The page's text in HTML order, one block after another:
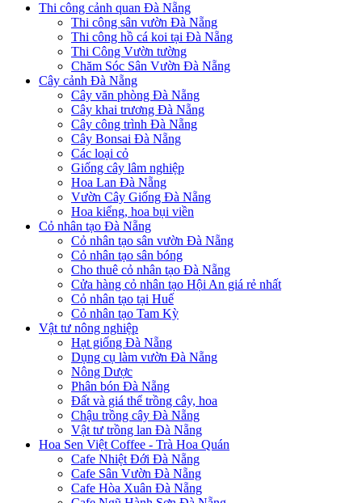
Thi công cảnh quan Đà Nẵng
Thi công sân vườn Đà Nẵng
Thi công hồ cá koi tại Đà Nẵng
Thi Công Vườn tường
Chăm Sóc Sân Vườn Đà Nẵng
Cây cảnh Đà Nẵng
Cây văn phòng Đà Nẵng
Cây khai trương Đà Nẵng
Cây công trình Đà Nẵng
Cây Bonsai Đà Nẵng
Các loại cỏ
Giống cây lâm nghiệp
Hoa Lan Đà Nẵng
Vườn Cây Giống Đà Nẵng
Hoa kiểng, hoa bụi viền
Cỏ nhân tạo Đà Nẵng
Cỏ nhân tạo sân vườn Đà Nẵng
Cỏ nhân tạo sân bóng
Cho thuê cỏ nhân tạo Đà Nẵng
Cửa hàng cỏ nhân tạo Hội An giá rẻ nhất
Cỏ nhân tạo tại Huế
Cỏ nhân tạo Tam Kỳ
Vật tư nông nghiệp
Hạt giống Đà Nẵng
Dụng cụ làm vườn Đà Nẵng
Nông Dược
Phân bón Đà Nẵng
Đất và giá thể trồng cây, hoa
Chậu trồng cây Đà Nẵng
Vật tư trồng lan Đà Nẵng
Hoa Sen Việt Coffee - Trà Hoa Quán
Cafe Nhiệt Đới Đà Nẵng
Cafe Sân Vườn Đà Nẵng
Cafe Hòa Xuân Đà Nẵng